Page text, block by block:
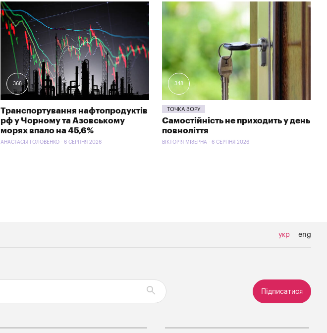
368
Транспортування нафтопродуктів
рф у Чорному та Азовському
морях впало на 45,6%
АНАСТАСІЯ ГОЛОВЕНКО - 6 СЕРПНЯ 2026
348
ТОЧКА ЗОРУ
Самостійність не приходить у день
повноліття
ВІКТОРІЯ МІЗЕРНА - 6 СЕРПНЯ 2026
укр eng
Підписатися